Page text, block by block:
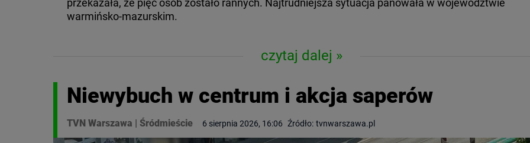
czytaj dalej
przekazała, że pięć osób zostało rannych. Najtrudniejsza sytuacja panowała w województwie
warmińsko-mazurskim.
Niewybuch w centrum i akcja saperów
TVN Warszawa | Śródmieście 6 sierpnia 2026, 16:06 Źródło: tvnwarszawa.pl